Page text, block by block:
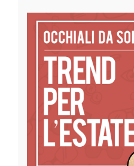
VisionAdria intervista il suo
Pubblicato il16-05-2019
Categoria:Intervista